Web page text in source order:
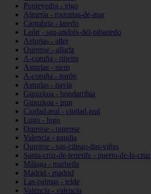
Pontevedra - vigo
Almería - roquetas-de-mar
Cantabria - laredo
León - san-andrés-del-rabanedo
Asturias - aller
Ourense - allariz
A-coruña - ribeira
Asturias - siero
A-coruña - narón
Asturias - navia
Gipuzkoa - hondarribia
Gipuzkoa - irun
Ciudad-real - ciudad-real
Lugo - lugo
Ourense - ourense
Valencia - gandia
Ourense - san-cibrao-das-viñas
Santa-cruz-de-tenerife - puerto-de-la-cruz
Málaga - marbella
Madrid - madrid
Las-palmas - telde
Valencia - valencia